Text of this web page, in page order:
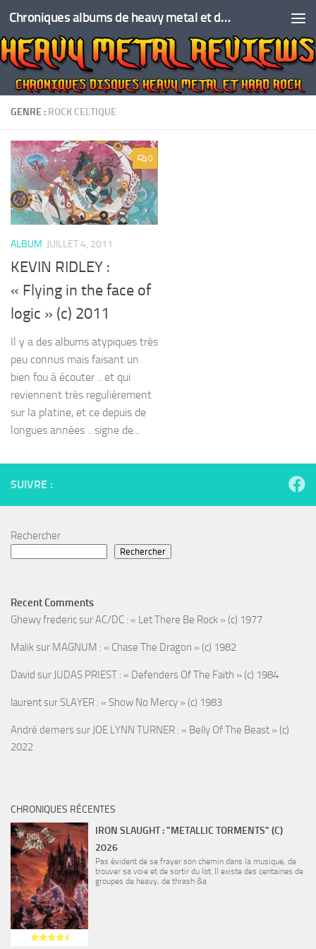
Skip to content Chroniques albums de heavy metal et de hard rock
GENRE : ROCK CELTIQUE
0
ALBUM JUILLET 4, 2011
KEVIN RIDLEY :
« Flying in the face of
logic » (c) 2011
Il y a des albums atypiques très
peu connus mais faisant un
bien fou à écouter .. et qui
reviennent très regulièrement
sur la platine, et ce depuis de
longues années .. signe de...
SUIVRE :
Rechercher
Rechercher
Recent Comments
Ghewy fredericsurAC/DC : « Let There Be Rock » (c) 1977
Maliksur MAGNUM : « Chase The Dragon » (c) 1982
David sur JUDAS PRIEST : « Defenders Of The Faith » (c) 1984
laurentsur SLAYER : « Show No Mercy » (c) 1983
André demerssur JOE LYNN TURNER : « Belly Of The Beast » (c)
2022
CHRONIQUES RÉCENTES
IRON SLAUGHT : "METALLIC TORMENTS" (C)
2026
Pas évident de se frayer son chemin dans la musique, de
trouver sa voie et de sortir du lot. Il existe des centaines de
groupes de heavy, de thrash &a